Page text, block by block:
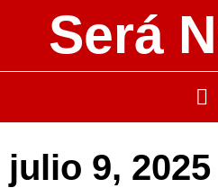
Será
julio 9, 2025